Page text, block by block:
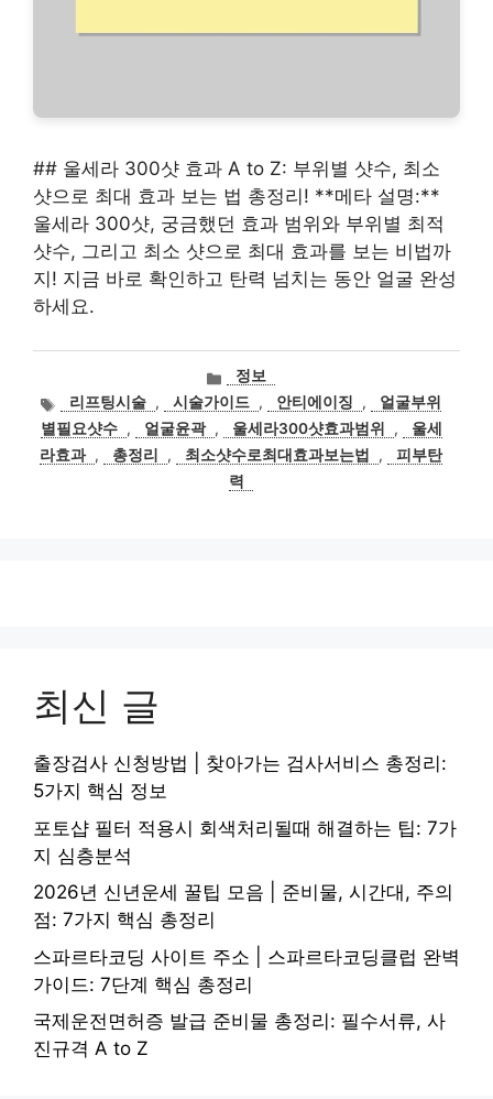
## 울세라 300샷 효과 A to Z: 부위별 샷수, 최소
샷으로 최대 효과 보는 법 총정리! **메타 설명:**
울세라 300샷, 궁금했던 효과 범위와 부위별 최적
샷수, 그리고 최소 샷으로 최대 효과를 보는 비법까
지! 지금 바로 확인하고 탄력 넘치는 동안 얼굴 완성
하세요.
카
테
고
리
정보
태
그
리프팅시술 , 시술가이드 , 안티에이징 ,
얼굴부위
별필요샷수 , 얼굴윤곽 , 울세라300샷효과범위 ,
울세
라효과 , 총정리 , 최소샷수로최대효과보는법 ,
피부탄
력
최신 글
출장검사 신청방법 | 찾아가는 검사서비스 총정리:
5가지 핵심 정보
포토샵 필터 적용시 회색처리될때 해결하는 팁: 7가
지 심층분석
2026년 신년운세 꿀팁 모음 | 준비물, 시간대, 주의
점: 7가지 핵심 총정리
스파르타코딩 사이트 주소 | 스파르타코딩클럽 완벽
가이드: 7단계 핵심 총정리
국제운전면허증 발급 준비물 총정리: 필수서류, 사
진규격 A to Z